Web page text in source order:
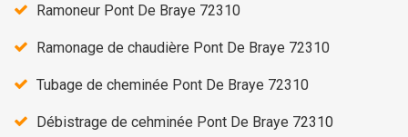
Ramoneur Pont De Braye 72310
Ramonage de chaudière Pont De Braye 72310
Tubage de cheminée Pont De Braye 72310
Débistrage de cehminée Pont De Braye 72310